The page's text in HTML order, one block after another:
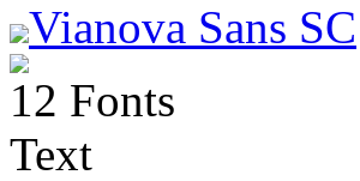
Vianova Sans SC
12 Fonts
Text